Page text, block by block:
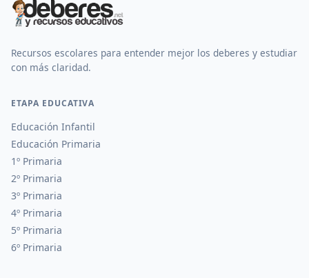
Recursos escolares para entender mejor los deberes y estudiar
con más claridad.
ETAPA EDUCATIVA
Educación Infantil
Educación Primaria
1º Primaria
2º Primaria
3º Primaria
4º Primaria
5º Primaria
6º Primaria